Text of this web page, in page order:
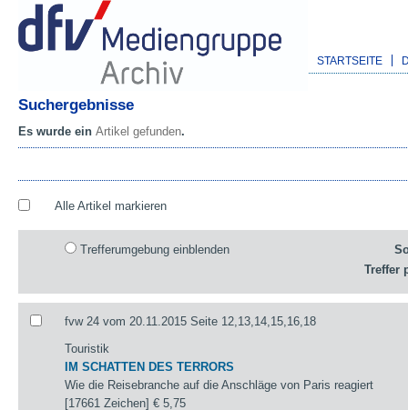
STARTSEITE
Suchergebnisse
Es wurde ein Artikel gefunden.
Alle Artikel markieren
Trefferumgebung einblenden
Treffer
fvw 24 vom 20.11.2015 Seite 12,13,14,15,16,18
Touristik
IM SCHATTEN DES TERRORS
Wie die Reisebranche auf die Anschläge von Paris reagiert
[17661 Zeichen]€ 5,75